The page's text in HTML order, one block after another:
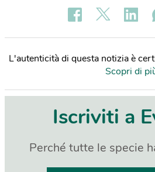
L'autenticità di questa notizia è
Scopri di
Iscriviti a
Perché tutte le specie